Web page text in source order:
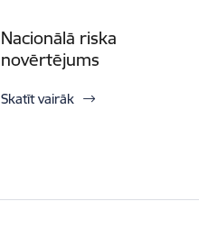
Nacionālā riska
novērtējums
Skatīt vairāk